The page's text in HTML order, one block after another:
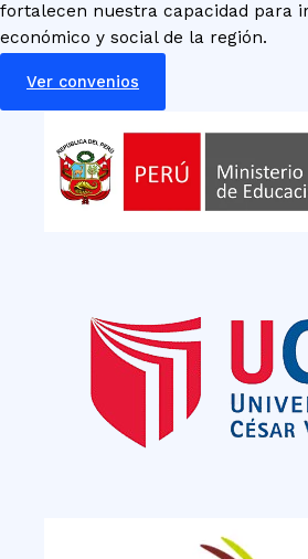
fortalecen nuestra capacidad para
económico y social de la región.
Ver convenios